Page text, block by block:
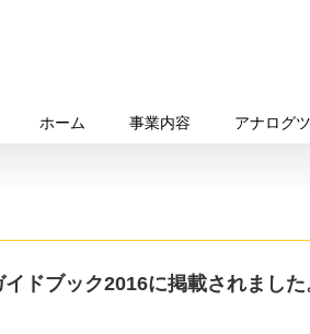
ホーム 事業内容 アナログ
ドブック2016に掲載されました